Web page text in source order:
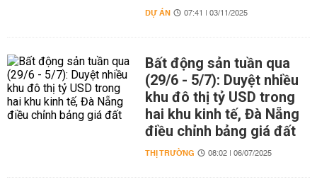
DỰ ÁN 07:41 | 03/11/2025
Bất động sản tuần qua
(29/6 - 5/7): Duyệt nhiều
khu đô thị tỷ USD trong
hai khu kinh tế, Đà Nẵng
điều chỉnh bảng giá đất
THỊ TRƯỜNG 08:02 | 06/07/2025